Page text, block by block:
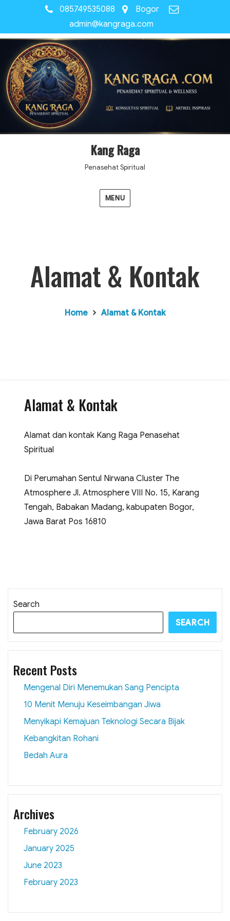
085749535088
Bogor
admin@kangraga.com
Kang Raga
Penasehat Spiritual
MENU
Alamat & Kontak
Home Alamat & Kontak
Alamat & Kontak
Alamat dan kontak Kang Raga Penasehat
Spiritual
Di Perumahan Sentul Nirwana Cluster The
Atmosphere Jl. Atmosphere VIII No. 15, Karang
Tengah, Babakan Madang, kabupaten Bogor,
Jawa Barat Pos 16810
Search
SEARCH
Recent Posts
Mengenal Diri Menemukan Sang Pencipta
10 Menit Menuju Keseimbangan Jiwa
Menyikapi Kemajuan Teknologi Secara Bijak
Kebangkitan Rohani
Bedah Aura
Archives
February 2026
January 2025
June 2023
February 2023